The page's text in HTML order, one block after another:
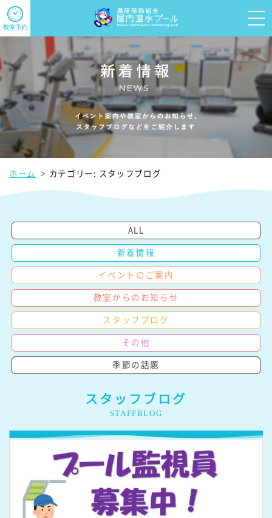
教室予約
ホーム カテゴリー: スタッフブログ
ALL
新着情報
イベントのご案内
教室からのお知らせ
スタッフブログ
その他
季節の話題
スタッフブログ
STAFFBLOG